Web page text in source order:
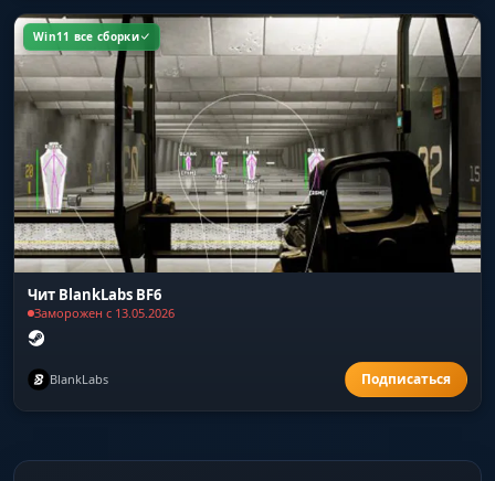
Win11 все сборки
Чит BlankLabs BF6
Заморожен с 13.05.2026
BlankLabs